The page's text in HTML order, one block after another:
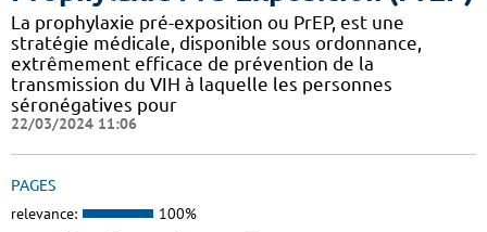
La prophylaxie pré-exposition ou PrEP, est une
stratégie médicale, disponible sous ordonnance,
extrêmement efficace de prévention de la
transmission du VIH à laquelle les personnes
séronégatives pour
22/03/2024 11:06
PAGES
relevance: 100%